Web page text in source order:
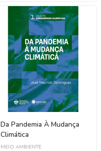
Da Pandemia À Mudança
Climática
MEIO AMBIENTE